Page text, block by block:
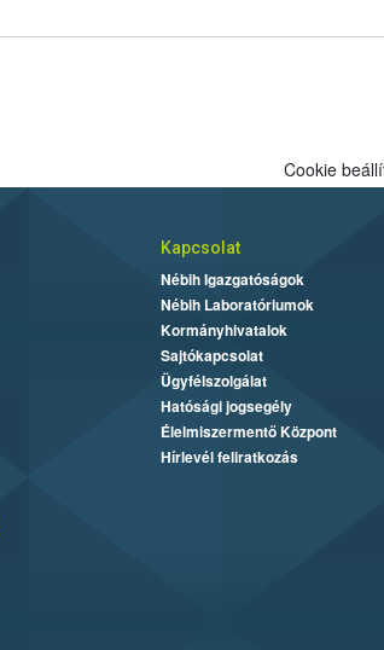
Cookie
Kapcsolat
Nébih Igazgatóságok
Nébih Laboratóriumok
Kormányhivatalok
Sajtókapcsolat
Ügyfélszolgálat
Hatósági jogsegély
Élelmiszermentő Központ
Hírlevél feliratkozás